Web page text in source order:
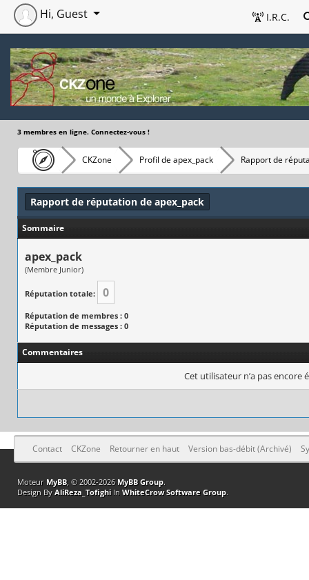
I.R.C.
Hi, Guest
3 membres en ligne. Connectez-vous !
CKZone Profil de apex_pack Rapport de
Rapport de réputation de apex_pack
Sommaire
apex_pack
(Membre Junior)
Réputation totale: 0
Réputation de membres : 0
Réputation de messages : 0
Commentaires
Cet utilisateur n’a pas encore
Contact CKZone Retourner en haut Version bas-débit (Archivé)
Moteur MyBB, © 2002-2026 MyBB Group.
Design By AliReza_TofighiIn WhiteCrow Software Group.